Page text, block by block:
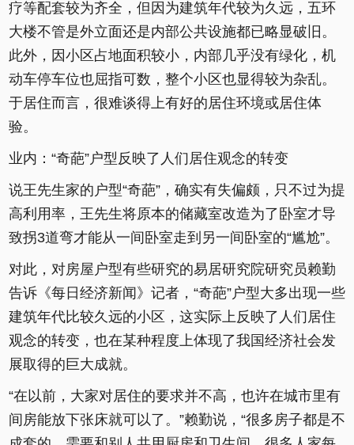
疗等配套较为齐全，但因为建筑年代较为久远，五环
大楼不管是外立面还是内部公共设施都已略显破旧。
此外，因小区占地面积较小，内部几乎没有绿化，机
动车停车位也屈指可数，整个小区也显得较为杂乱。
于居住而言，很难谈得上有好的居住环境或居住体
验。
业内：“奇葩”户型反映了人们居住观念的转变
说王先生家的户型“奇葩”，确实有失偏颇，只不过为提
高利用率，王先生将原本的储藏室改造为了卧室才导
致拐3道弯才能从一间卧室走到另一间卧室的“尴尬”。
对此，对房屋户型有些研究的易居研究院研究员赖勤
告诉《每日经济新闻》记者，“奇葩”户型大多出现一些
建筑年代比较久远的小区，这实际上反映了人们居住
观念的转变，也在某种程度上体现了我国经济社会发
展取得的巨大成就。
“在以前，大家对居住的要求并不高，也许在城市里有
间房能放下张床就可以了。”赖勤说，“很多房子都是不